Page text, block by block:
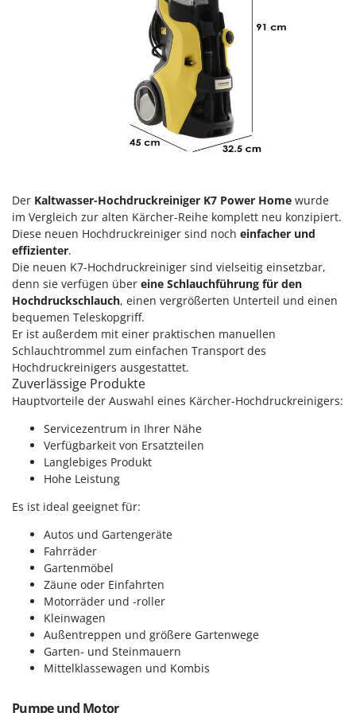
Klimaanlagen – Klimageräte
Kompressoren - elektrisch
Kompressoren für Ernte und Baumschnitt
Küchenreiben - elektrisch
L
Laderampe aus Aluminium
Laubsauger - Laubbläser
Laubsauger auf Rädern
Luftentfeuchter
Luftkühler
M
Mähroboter
Maisentkörnungsmaschinen
Manuelle Heckenscheren
Mehrzweck-Sauggeräte
Minibacköfen
Motorhacken - Gartenfräsen
Motorspritzen
Mulcher für Traktor
Notstromaggregat
Nudelmaschinen
Obstmühlen Obsthäcksler Obstmuser
Obstpressen
Enotecnica Pillan
Eschenfelder
EuroMech
Eurosystems
F
FAC
Fama Industrie
Famag
Famur
FBC
Ferrari Group
Ferroni
Ferrua
FIAC
FIEM
Fimar
FINI
Fiorentini
Fiskars
Fontana Forni
Der Kaltwasser-Hochdruckreiniger K7 Power Home wurde
im Vergleich zur alten Kärcher-Reihe komplett neu konzipiert.
Diese neuen Hochdruckreiniger sind noch einfacher und
effizienter.
Die neuen K7-Hochdruckreiniger sind vielseitig einsetzbar,
denn sie verfügen über eine Schlauchführung für den
Hochdruckschlauch, einen vergrößerten Unterteil und einen
bequemen Teleskopgriff.
Er ist außerdem mit einer praktischen manuellen
Schlauchtrommel zum einfachen Transport des
Hochdruckreinigers ausgestattet.
Zuverlässige Produkte
Hauptvorteile der Auswahl eines Kärcher-Hochdruckreinigers:
Servicezentrum in Ihrer Nähe
Verfügbarkeit von Ersatzteilen
Langlebiges Produkt
Hohe Leistung
Es ist ideal geeignet für:
Autos und Gartengeräte
Fahrräder
Gartenmöbel
Zäune oder Einfahrten
Motorräder und -roller
Kleinwagen
Außentreppen und größere Gartenwege
Garten- und Steinmauern
Mittelklassewagen und Kombis
Pumpe und Motor